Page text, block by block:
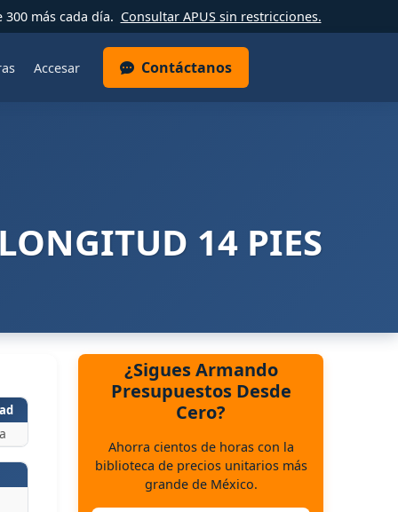
más cada día. Consultar APUS sin restricciones.
Accesar Contáctanos
14 PIES
¿Sigues Armando
Presupuestos Desde
Cero?
Ahorra cientos de horas con la
biblioteca de precios unitarios más
grande de México.